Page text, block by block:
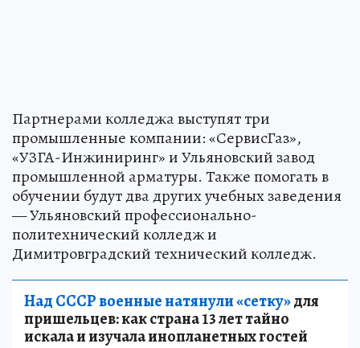
Партнерами колледжа выступят три
промышленные компании: «СервисГаз»,
«УЗГА-Инжиниринг» и Ульяновский завод
промышленной арматуры. Также помогать в
обучении будут два других учебных заведения
— Ульяновский профессионально-
политехнический колледж и
Димитровградский технический колледж.
Над СССР военные натянули «сетку»для
пришельцев: как страна 13 лет тайно
искала и изучала инопланетных гостей